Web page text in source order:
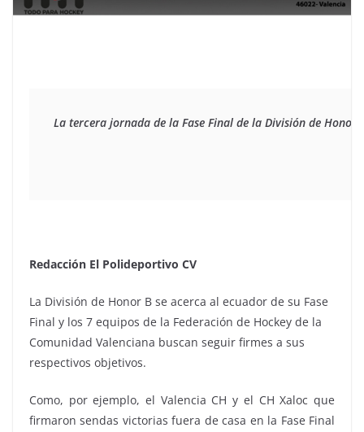
La tercera jornada de la Fase Final de la División de
Redacción El Polideportivo CV
La División de Honor B se acerca al ecuador de su Fase
Final y los 7 equipos de la Federación de Hockey de la
Comunidad Valenciana buscan seguir firmes a sus
respectivos objetivos.
Como, por ejemplo, el Valencia CH y el CH Xaloc que
firmaron sendas victorias fuera de casa en la Fase Final